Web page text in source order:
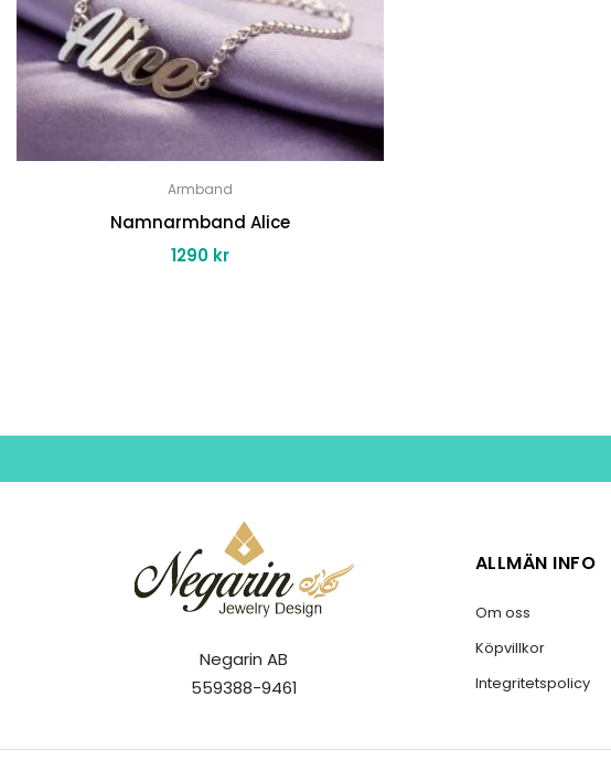
Armband
Namnarmband Alice
1290 kr
Negarin AB
559388-9461
ALLMÄN INFO
Om oss
Köpvillkor
Integritetspolicy